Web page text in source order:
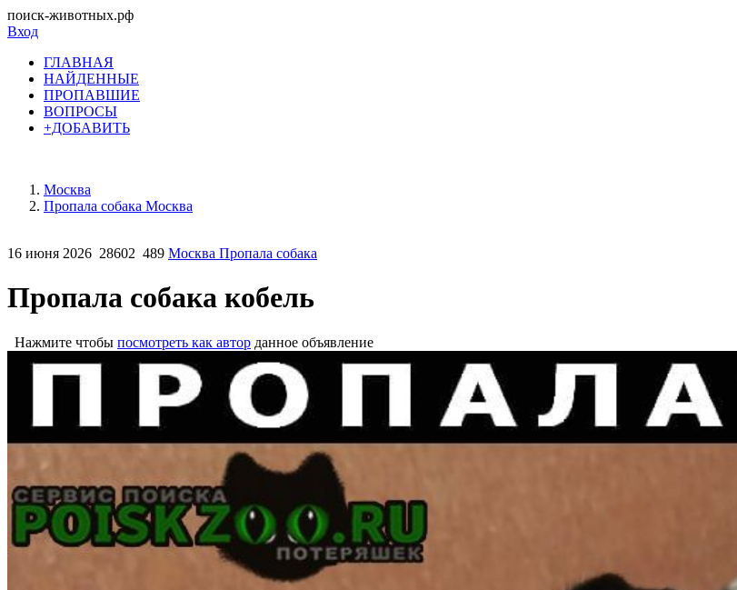
поиск-животных.рф
Вход
ГЛАВНАЯ
НАЙДЕННЫЕ
ПРОПАВШИЕ
ВОПРОСЫ
+ДОБАВИТЬ
Москва
Пропала собака Москва
16 июня 2026 28602 489 Москва Пропала собака
Пропала собака кобель
Нажмите чтобы посмотреть как автор данное объявление